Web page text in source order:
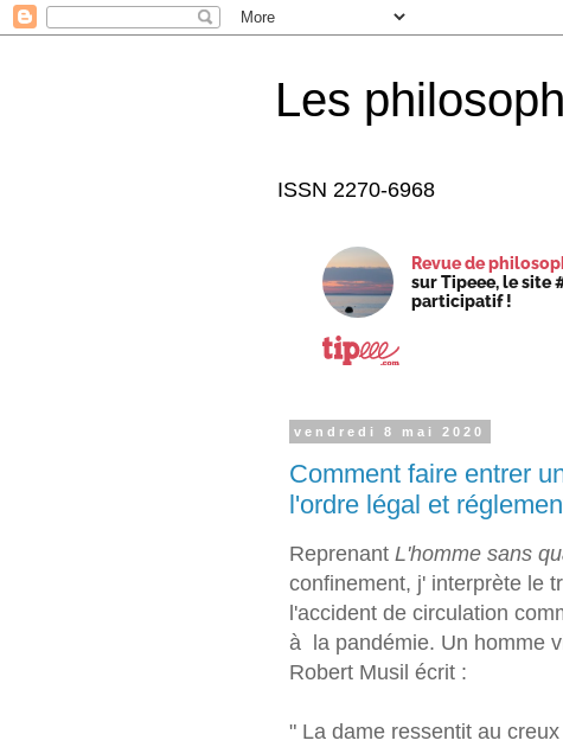
Les
ISSN 2270-6968
Revue de
sur Tipeee, le site
participatif !
vendredi 8 mai 2020
Comment faire entrer
l'ordre légal et
Reprenant L'homme sans
confinement, j' interprète le
l'accident de circulation
à la pandémie. Un homme
Robert Musil écrit :
" La dame ressentit au